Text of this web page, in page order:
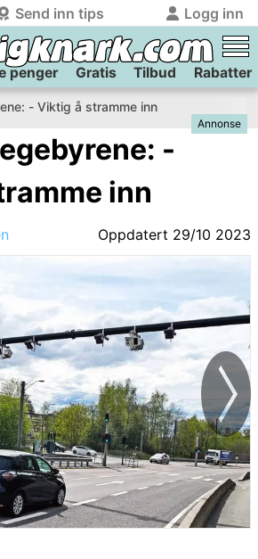
Send inn tips Logg inn
tilbake
bruker
på
Vipps-innlogging.
tilbake
premierer de beste tipsene med
tipsekonkurransen kan du oppgi
steg.
penger Gratis Tilbud Rabatter
- Viktig å stramme inn
Annonse
-
inn
Oppdatert 29/10 2023